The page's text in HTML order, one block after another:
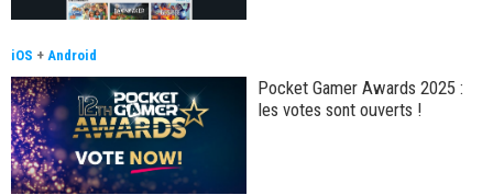
iOS + Android
Pocket Gamer Awards 2025 :
les votes sont ouverts !